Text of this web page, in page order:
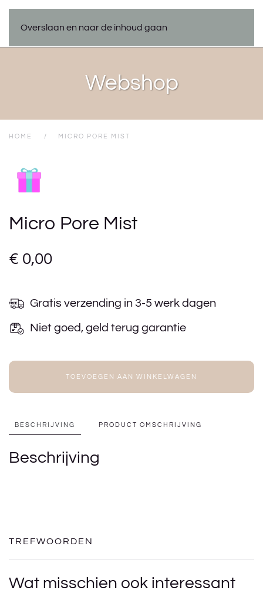
Overslaan en naar de inhoud gaan
Webshop
HOME MICRO PORE MIST
Micro Pore Mist
€ 0,00
Gratis verzending in 3-5 werk dagen
Niet goed, geld terug garantie
TOEVOEGEN AAN WINKELWAGEN
BESCHRIJVING PRODUCT OMSCHRIJVING
Beschrijving
TREFWOORDEN
Wat misschien ook interessant